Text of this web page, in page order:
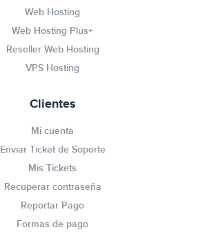
Web Hosting
Web Hosting Plus+
Reseller Web Hosting
VPS Hosting
Clientes
Mi cuenta
Enviar Ticket de Soporte
Mis Tickets
Recuperar contraseña
Reportar Pago
Formas de pago